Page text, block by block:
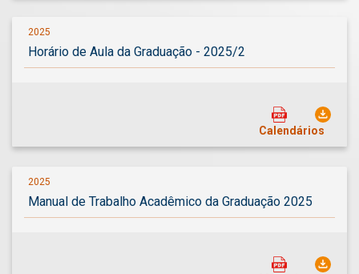
2025
Horário de Aula da Graduação - 2025/2
Calendários
2025
Manual de Trabalho Acadêmico da Graduação 2025